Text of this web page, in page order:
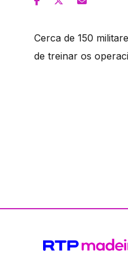
Cerca de 150
de treinar os